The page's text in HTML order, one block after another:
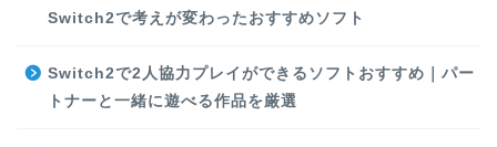
Switch2で考えが変わったおすすめソフト
Switch2で2人協力プレイができるソフトおすすめ｜パー
トナーと一緒に遊べる作品を厳選